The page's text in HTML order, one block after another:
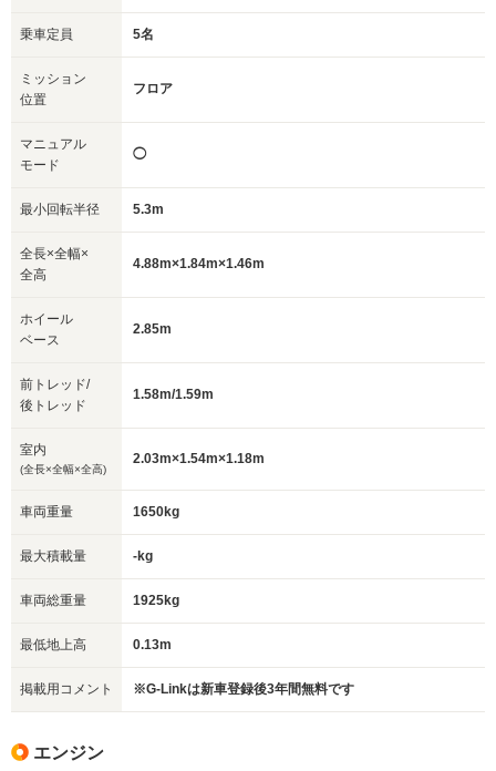
乗車定員 5名
ミッション
位置
フロア
マニュアル
モード
◯
最小回転半径 5.3m
全長×全幅×
全高
4.88m×1.84m×1.46m
ホイール
ベース
2.85m
前トレッド/
後トレッド
1.58m/1.59m
室内
(全長×全幅×全高)
2.03m×1.54m×1.18m
車両重量 1650kg
最大積載量 -kg
車両総重量 1925kg
最低地上高 0.13m
掲載用コメント ※G-Linkは新車登録後3年間無料です
エンジン